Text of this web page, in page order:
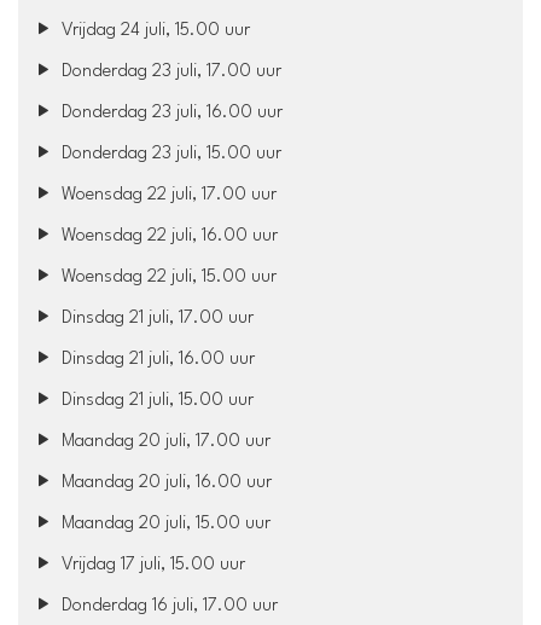
Vrijdag 24 juli, 15.00 uur
Donderdag 23 juli, 17.00 uur
Donderdag 23 juli, 16.00 uur
Donderdag 23 juli, 15.00 uur
Woensdag 22 juli, 17.00 uur
Woensdag 22 juli, 16.00 uur
Woensdag 22 juli, 15.00 uur
Dinsdag 21 juli, 17.00 uur
Dinsdag 21 juli, 16.00 uur
Dinsdag 21 juli, 15.00 uur
Maandag 20 juli, 17.00 uur
Maandag 20 juli, 16.00 uur
Maandag 20 juli, 15.00 uur
Vrijdag 17 juli, 15.00 uur
Donderdag 16 juli, 17.00 uur